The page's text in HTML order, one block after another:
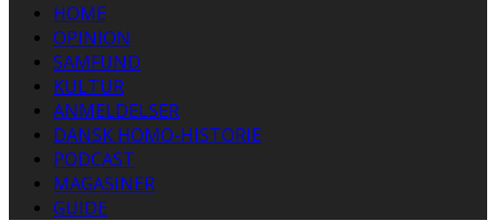
HOME
OPINION
SAMFUND
KULTUR
ANMELDELSER
DANSK HOMO-HISTORIE
PODCAST
MAGASINER
GUIDE